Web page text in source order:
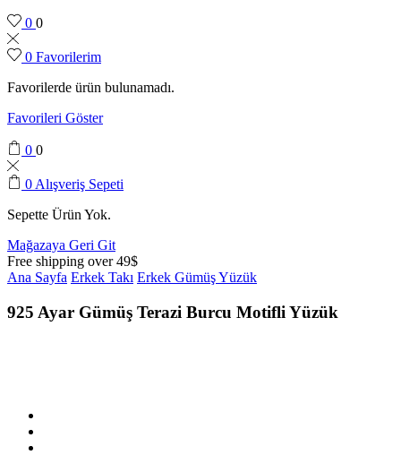
0 0
0 Favorilerim
Favorilerde ürün bulunamadı.
Favorileri Göster
0 0
0 Alışveriş Sepeti
Sepette Ürün Yok.
Mağazaya Geri Git
Free shipping over 49$
Ana Sayfa Erkek Takı Erkek Gümüş Yüzük
925 Ayar Gümüş Terazi Burcu Motifli Yüzük